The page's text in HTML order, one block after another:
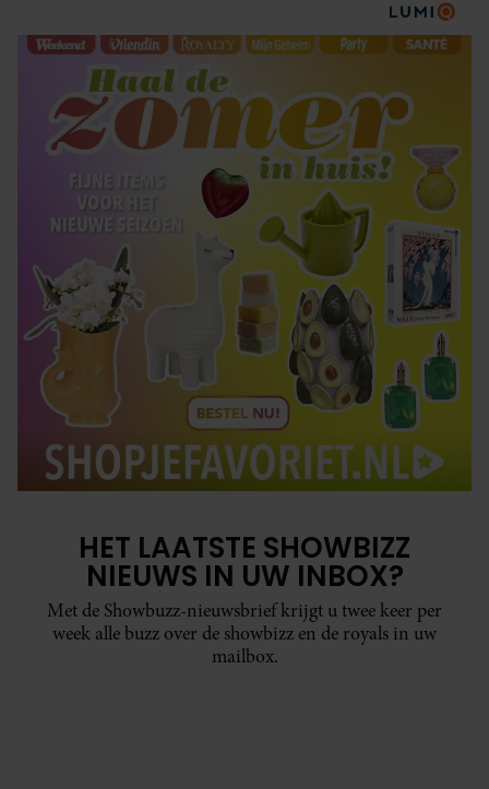
HET LAATSTE SHOWBIZZ
NIEUWS IN UW INBOX?
Met de Showbuzz-nieuwsbrief krijgt u twee keer per
week alle buzz over de showbizz en de royals in uw
mailbox.